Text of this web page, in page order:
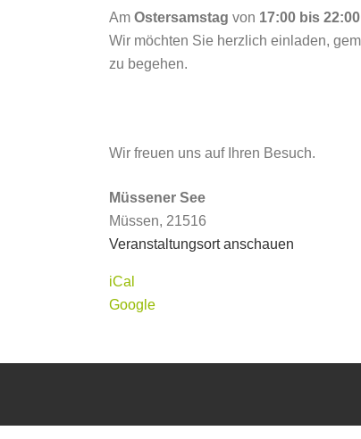
Am Ostersamstag von 17:00 bis
Wir möchten Sie herzlich einladen,
zu begehen.
Wir freuen uns auf Ihren Besuch.
Müssener See
Müssen, 21516
Veranstaltungsort anschauen
iCal
Google